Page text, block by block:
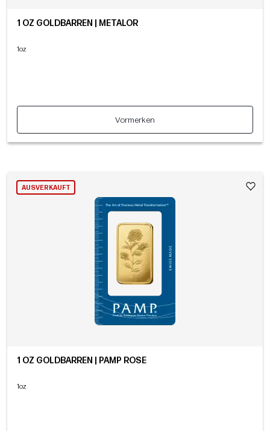
1 OZ GOLDBARREN | METALOR
1oz
Vormerken
AUSVERKAUFT
1 OZ GOLDBARREN | PAMP ROSE
1oz